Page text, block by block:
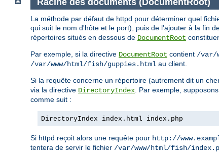
Racine des documents (DocumentRoot)
La méthode par défaut de httpd pour déterminer quel
qui suit le nom d'hôte et le port), puis de l'ajouter à la fin
répertoires situés en dessous de DocumentRoot
Par exemple, si la directive DocumentRoot contient /var/
/var/www/html/fish/guppies.html au client.
Si la requête concerne un répertoire (autrement dit un
via la directive DirectoryIndex . Par exemple,
comme suit :
DirectoryIndex index.html index.php
Si httpd reçoit alors une requête pour http://
tentera de servir le fichier /var/www/html/fish/